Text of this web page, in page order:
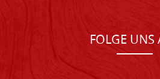
FOLGE UNS